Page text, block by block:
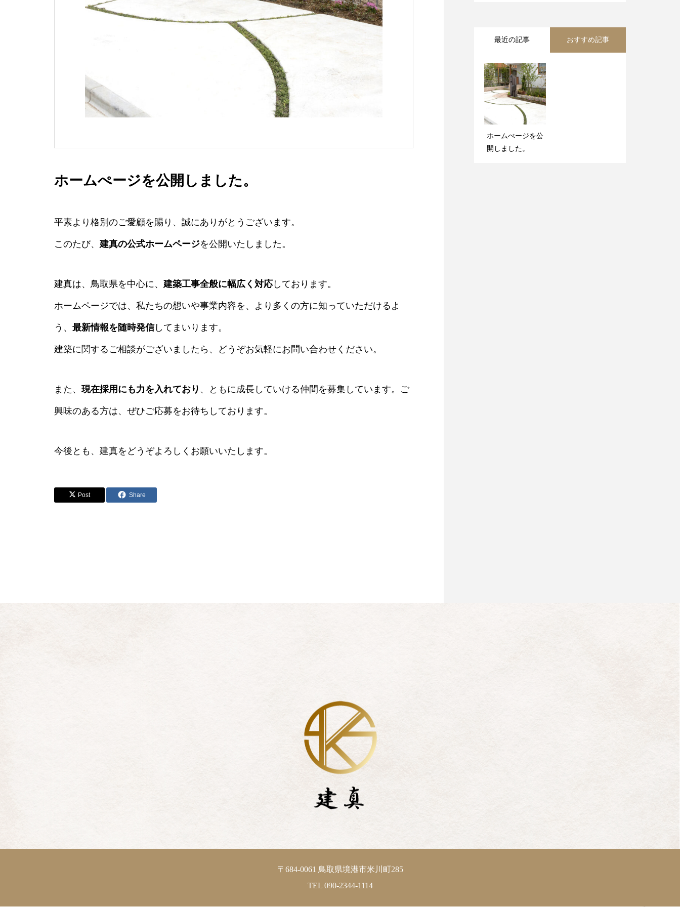
ホームぺージを公開しました。
平素より格別のご愛顧を賜り、誠にありがとうございます。
このたび、 建真の公式ホームページを公開いたしました。
建真は、鳥取県を中心に、 建築工事全般に幅広く対応しております。
ホームページでは、私たちの想いや事業内容を、より多くの方に知っていただけるよ
う、 最新情報を随時発信してまいります。
建築に関するご相談がございましたら、どうぞお気軽にお問い合わせください。
また、 現在採用にも力を入れており 、ともに成長していける仲間を募集しています。ご
興味のある方は、ぜひご応募をお待ちしております。
今後とも、建真をどうぞよろしくお願いいたします。
Post Share
最近の記事 おすすめ記事
ホームぺージを公
開しました。
ホームぺージを公
開しました。
〒684-0061 鳥取県境港市米川町285
TEL 090-2344-1114